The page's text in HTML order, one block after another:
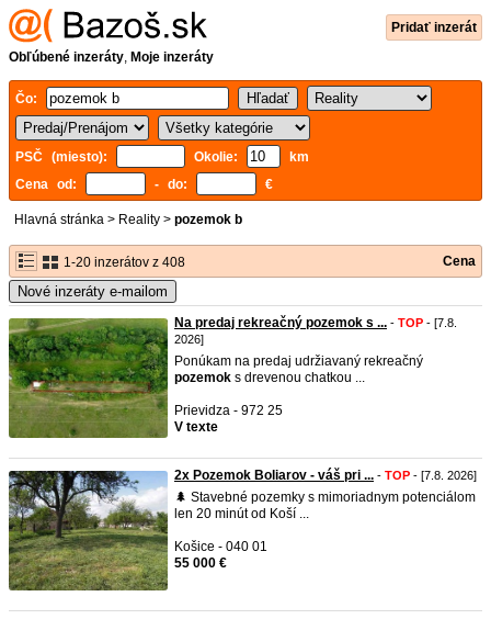
Pridať inzerát
Obľúbené inzeráty, Moje inzeráty
Čo:
PSČ (miesto): Okolie:
km
Cena od:
- do: €
Hlavná stránka > Reality > pozemok b
1-20 inzerátov z 408 Cena
Nové inzeráty e-mailom
Na predaj rekreačný pozemok s ... - TOP - [7.8.
2026]
Ponúkam na predaj udržiavaný rekreačný
pozemok s drevenou chatkou ...
Prievidza - 972 25
V texte
2x Pozemok Boliarov - váš pri ... - TOP - [7.8. 2026]
🌲 Stavebné pozemky s mimoriadnym potenciálom
len 20 minút od Koší ...
Košice - 040 01
55 000 €